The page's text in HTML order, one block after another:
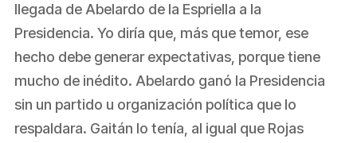
llegada de Abelardo de la Espriella a la
Presidencia. Yo diría que, más que temor, ese
hecho debe generar expectativas, porque tiene
mucho de inédito. Abelardo ganó la Presidencia
sin un partido u organización política que lo
respaldara. Gaitán lo tenía, al igual que Rojas